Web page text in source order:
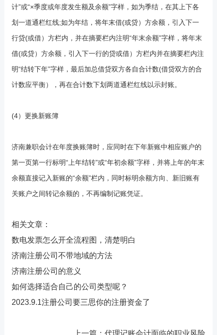
计”或“×季度或年度发生额及余额”字样，如为季结，在其上下各
划一道通栏红线;如为年结，将年末借(或贷）方余额，引入下一
行贷(或借）方栏内，并在摘要栏内注明“年末余额”字样，将年末
借(或贷）方余额，引入下一行的贷或借）方栏内并在摘要栏内注
明“结转下年”字样，最后加总借贷双方各自合计数(借贷双方的合
计数应平衡），再在合计数下划两道通栏红线以示封账。
(4）更换新账簿
济南兼职会计在年度换账簿时，应同时在下年新账中相应账户的
第一页第一行标明“上年结转”或“年初余额”字样，并将上年的年末
余额直接记入新账的“余额”栏内，同时标明余额方向、新旧账有
关账户之间转记余额的，不再编制记账凭证。
相关文章：
数电发票怎么开全流程图，清楚明白
济南注册公司不带地域的方法
济南注册公司的意义
如何选择适合自己的公司类型呢？
2023.9.1注册公司要三思你的注册资金了
上一篇：代理记账会计面临的职业风险